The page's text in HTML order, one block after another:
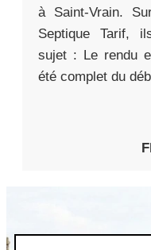
à Saint-Vrain.
Septique Tarif,
sujet : Le rendu
été complet du